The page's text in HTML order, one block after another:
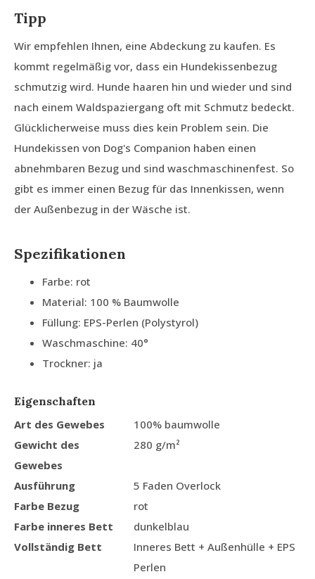
Tipp
Wir empfehlen Ihnen, eine Abdeckung zu kaufen. Es
kommt regelmäßig vor, dass ein Hundekissenbezug
schmutzig wird. Hunde haaren hin und wieder und sind
nach einem Waldspaziergang oft mit Schmutz bedeckt.
Glücklicherweise muss dies kein Problem sein. Die
Hundekissen von Dog's Companion haben einen
abnehmbaren Bezug und sind waschmaschinenfest. So
gibt es immer einen Bezug für das Innenkissen, wenn
der Außenbezug in der Wäsche ist.
Spezifikationen
Farbe: rot
Material: 100 % Baumwolle
Füllung: EPS-Perlen (Polystyrol)
Waschmaschine: 40°
Trockner: ja
Eigenschaften
Art des Gewebes
100% baumwolle
Gewicht des
Gewebes
280 g/m²
Ausführung
5 Faden Overlock
Farbe Bezug
rot
Farbe inneres Bett
dunkelblau
Vollständig Bett
Inneres Bett + Außenhülle + EPS
Perlen